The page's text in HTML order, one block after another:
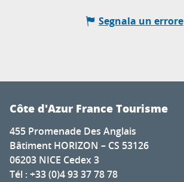
Segnala un errore
Côte d'Azur France Tourisme
455 Promenade Des Anglais
Bâtiment HORIZON – CS 53126
06203 NICE Cedex 3
Tél : +33 (0)4 93 37 78 78